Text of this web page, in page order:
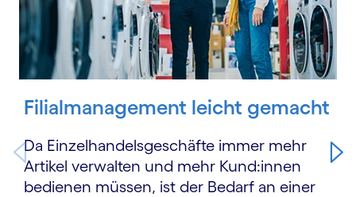
Filialmanagement leicht gemacht
Da Einzelhandelsgeschäfte immer mehr
Artikel verwalten und mehr Kund:innen
bedienen müssen, ist der Bedarf an einer